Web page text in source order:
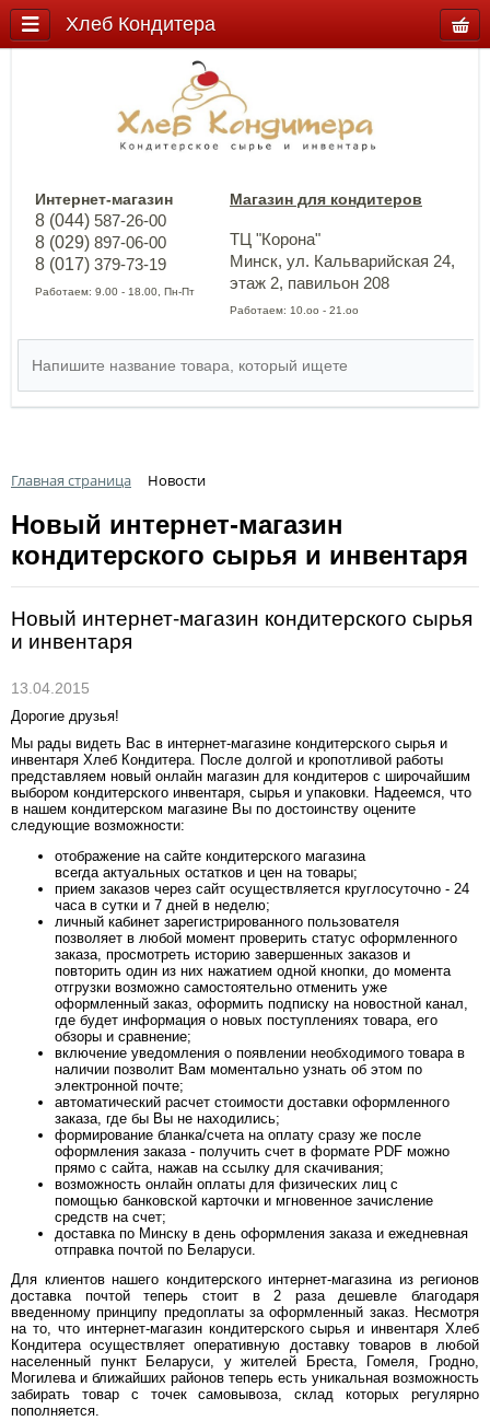
Интернет-магазин
8 (044) 587-26-00
8 (029) 897-06-00
8 (017) 379-73-19
Работаем: 9.00 - 18.00, Пн-Пт
Магазин для кондитеров
ТЦ "Корона"
Минск, ул. Кальварийская 24,
этаж 2, павильон 208
Работаем: 10.оо - 21.оо
Главная страница Новости
Новый интернет-магазин
кондитерского сырья и инвентаря
Новый интернет-магазин кондитерского сырья
и инвентаря
13.04.2015
Дорогие друзья!
Мы рады видеть Вас в интернет-магазине кондитерского сырья и
инвентаря Хлеб Кондитера. После долгой и кропотливой работы
представляем новый онлайн магазин для кондитеров с широчайшим
выбором кондитерского инвентаря, сырья и упаковки. Надеемся, что
в нашем кондитерском магазине Вы по достоинству оцените
следующие возможности:
отображение на сайте кондитерского магазина
всегда актуальных остатков и цен на товары;
прием заказов через сайт осуществляется круглосуточно - 24
часа в сутки и 7 дней в неделю;
личный кабинет зарегистрированного пользователя
позволяет в любой момент проверить статус оформленного
заказа, просмотреть историю завершенных заказов и
повторить один из них нажатием одной кнопки, до момента
отгрузки возможно самостоятельно отменить уже
оформленный заказ, оформить подписку на новостной канал,
где будет информация о новых поступлениях товара, его
обзоры и сравнение;
включение уведомления о появлении необходимого товара в
наличии позволит Вам моментально узнать об этом по
электронной почте;
автоматический расчет стоимости доставки оформленного
заказа, где бы Вы не находились;
формирование бланка/счета на оплату сразу же после
оформления заказа - получить счет в формате PDF можно
прямо с сайта, нажав на ссылку для скачивания;
возможность онлайн оплаты для физических лиц с
помощью банковской карточки и мгновенное зачисление
средств на счет;
доставка по Минску в день оформления заказа и ежедневная
отправка почтой по Беларуси.
Для клиентов нашего кондитерского интернет-магазина из регионов
доставка почтой теперь стоит в 2 раза дешевле благодаря
введенному принципу предоплаты за оформленный заказ. Несмотря
на то, что интернет-магазин кондитерского сырья и инвентаря Хлеб
Кондитера осуществляет оперативную доставку товаров в любой
населенный пункт Беларуси, у жителей Бреста, Гомеля, Гродно,
Могилева и ближайших районов теперь есть уникальная возможность
забирать товар с точек самовывоза, склад которых регулярно
пополняется.
Хлеб Кондитера